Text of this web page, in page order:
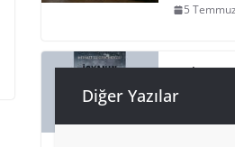
5
Mehmet
Diğer Yazılar